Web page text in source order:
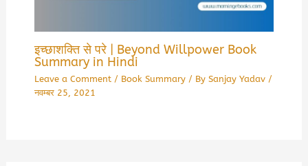
इच्छाशक्ति से परे | Beyond Willpower Book
Summary in Hindi
Leave a Comment / Book Summary/ By Sanjay Yadav /
नवम्बर 25, 2021